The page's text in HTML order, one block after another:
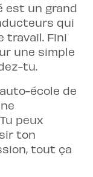
est un grand
qui
travail. Fini
une simple
tu.
école de
peux
ton
tout ça